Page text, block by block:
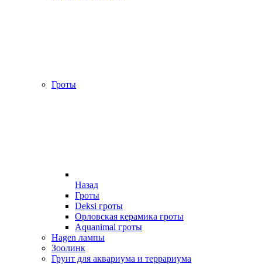
Гроты
Назад
Гроты
Deksi гроты
Орловская керамика гроты
Aquanimal гроты
Hagen лампы
Зоолинк
Грунт для аквариума и террариума